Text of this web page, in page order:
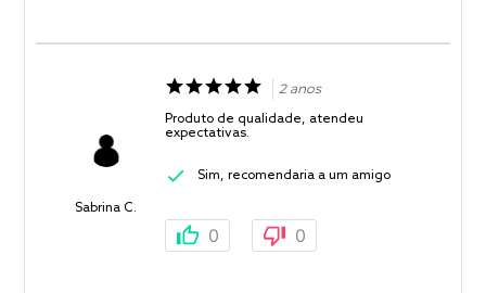
Sabrina C.
2 anos
Produto de qualidade, atendeu
expectativas.
Sim, recomendaria a um amigo
0 0